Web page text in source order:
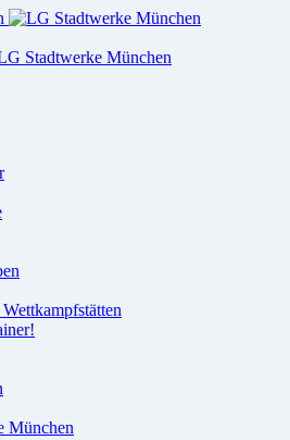
München